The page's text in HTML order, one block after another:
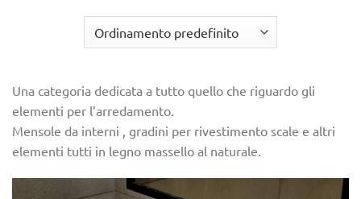
Una categoria dedicata a tutto quello che riguardo gli
elementi per l’arredamento.
Mensole da interni , gradini per rivestimento scale e altri
elementi tutti in legno massello al naturale.